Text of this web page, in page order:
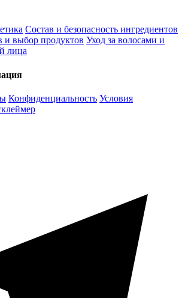
Состав и безопасность ингредиентов
и выбор продуктов Уход за волосами и
лица
Конфиденциальность Условия